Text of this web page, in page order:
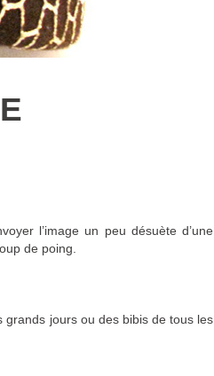
l’image un peu désuète d’une
de poing.
jours ou des bibis de tous les